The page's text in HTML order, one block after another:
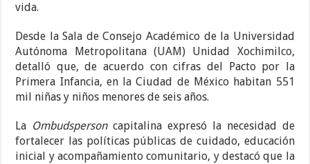
vida.
Desde la Sala de Consejo Académico de la Universidad
Autónoma Metropolitana (UAM) Unidad Xochimilco,
detalló que, de acuerdo con cifras del Pacto por la
Primera Infancia, en la Ciudad de México habitan 551
mil niñas y niños menores de seis años.
La Ombudspersoncapitalina expresó la necesidad de
fortalecer las políticas públicas de cuidado, educación
inicial y acompañamiento comunitario, y destacó que la